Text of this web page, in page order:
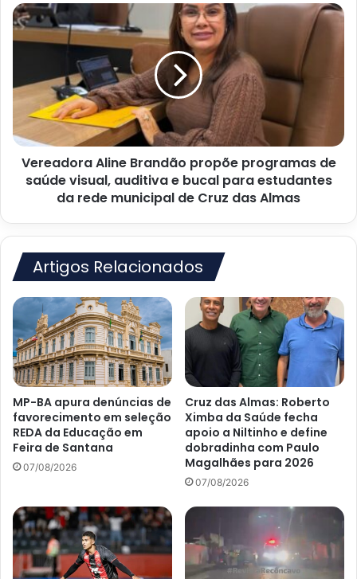
São
José
do
Vereadora
Aline
Brandão
programas
saúde
visual,
auditiva
bucal
municipal
de
Cruz
das
Almas
Vereadora Aline Brandão propõe programas de
saúde visual, auditiva e bucal para estudantes
da rede municipal de Cruz das Almas
Artigos Relacionados
MP-BA apura denúncias de
favorecimento em seleção
REDA da Educação em
Feira de Santana
07/08/2026
Cruz das Almas: Roberto
Ximba da Saúde fecha
apoio a Niltinho e define
dobradinha com Paulo
Magalhães para 2026
07/08/2026